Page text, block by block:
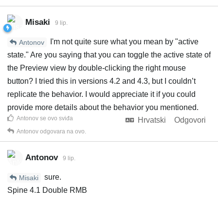
Misaki 9 lip.
Antonov
I'm not quite sure what you mean by "active
state." Are you saying that you can toggle the active state of
the Preview view by double-clicking the right mouse
button? I tried this in versions 4.2 and 4.3, but I couldn’t
replicate the behavior. I would appreciate it if you could
provide more details about the behavior you mentioned.
Hrvatski
Odgovori
Antonov se ovo sviđa
Antonov odgovara na ovo.
Antonov 9 lip.
Misaki
sure.
Spine 4.1 Double RMB